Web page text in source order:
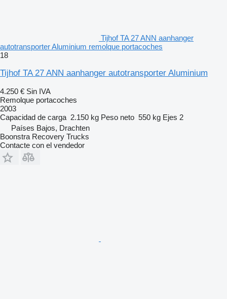
Tijhof TA 27 ANN aanhanger
autotransporter Aluminium remolque portacoches
18
Tijhof TA 27 ANN aanhanger autotransporter Aluminium
4.250 € Sin IVA
Remolque portacoches
2003
Capacidad de carga 2.150 kg Peso neto 550 kg Ejes 2
Países Bajos, Drachten
Boonstra Recovery Trucks
Contacte con el vendedor